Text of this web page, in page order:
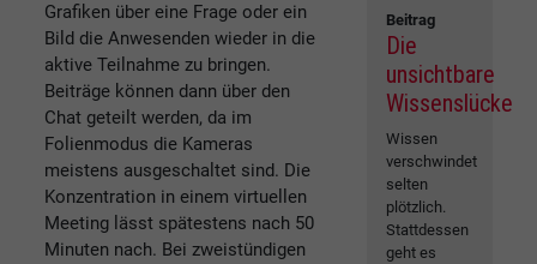
Grafiken über eine Frage oder ein
Bild die Anwesenden wieder in die
aktive Teilnahme zu bringen.
Beiträge können dann über den
Chat geteilt werden, da im
Folienmodus die Kameras
meistens ausgeschaltet sind. Die
Konzentration in einem virtuellen
Meeting lässt spätestens nach 50
Minuten nach. Bei zweistündigen
Beitrag
Die
unsichtbare
Wissenslücke
Wissen
verschwindet
selten
plötzlich.
Stattdessen
geht es